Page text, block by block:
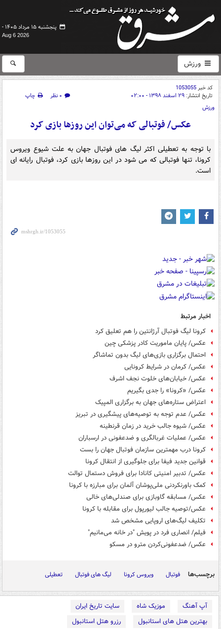
پنجشنبه ۱۵ مرداد ۱۴۰۵ -
Aug 6 2026
ورزش
کد خبر1053055
تاریخ انتشار: ۲۹ اسفند ۱۳۹۸ - ۰۲:۰۰ ۰ نظر
چاپ
ورزش
عکس/ فوتبالی که می‌توان این‌ روزها بازی کرد
با توجه به تعطیلی اکثر لیگ های فوتبال جهان به علت شیوع ویروس
کرونا، تنها فوتبالی که می شود در این روزها بازی کرد، فوتبال رایانه ای
است.
اخبار مرتبط
کرونا لیگ فوتبال آرژانتین را هم تعلیق کرد
عکس/ پایان ماموریت کادر پزشکی چین
احتمال برگزاری بازی‌های لیگ بدون تماشاگر
عکس/ کرمان در شرایط کرونایی
عکس/ خیابان‌های خلوت نجف اشرف
عکس/ «کرونا» را جدی بگیریم
اعتراض ستاره‌های جهان به برگزاری المپیک
عکس/ عدم توجه به توصیه‌های پیشگیری در تبریز
عکس/ شیوه جالب خرید در زمان قرنطینه
عکس/ عملیات غربالگری و ضدعفونی در ارسباران
کرونا درب مهمترین سازمان فوتبال جهان را بست
قوانین جدید فیفا برای جلوگیری از انتقال کرونا
عکس/ تدبیر امنیتی کانادا برای فروش دستمال توالت
کمک باورنکردنی ملی‌پوشان آلمان برای مبارزه با کرونا
عکس/ مسابقه گاوبازی برای صندلی‌های خالی
عکس/توصیه جالب لیورپول برای مقابله با کرونا
تکلیف لیگ‌های اروپایی مشخص شد
فیلم/ انصاری فرد در پویش "در خانه می‌مانیم"
عکس/ ضدعفونی‌کردن مترو در مسکو
برچسب‌ها فوتبال ویروس کرونا لیگ های فوتبال تعطیلی
آپ آهنگ موزیک شاه
سایت تاریخ ایران
بهترین هتل های استانبول
رزرو هتل استانبول